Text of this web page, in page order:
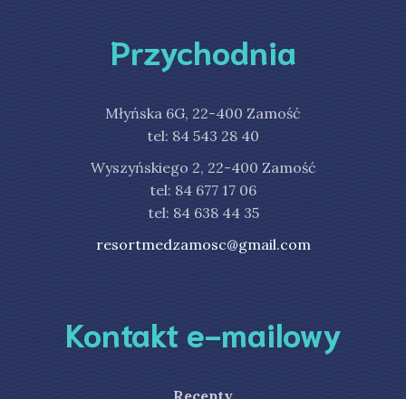
Przychodnia
Młyńska 6G, 22-400 Zamość
tel: 84 543 28 40
Wyszyńskiego 2, 22-400 Zamość
tel: 84 677 17 06
tel: 84 638 44 35
resortmedzamosc@gmail.com
Kontakt e-mailowy
Recepty